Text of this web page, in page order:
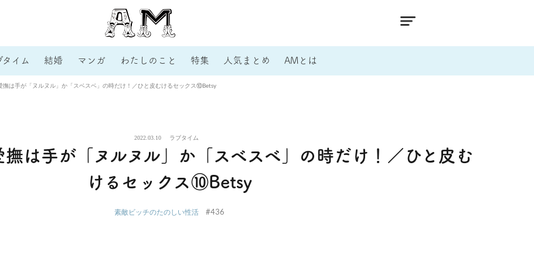
タイム 結婚 マンガ わたしのこと 特集 人気まとめ AMとは
撫は手が「ヌルヌル」か「スベスベ」の時だけ！／ひと皮むけるセックス⑩Betsy
2022.03.10 ラブタイム
は手が「ヌルヌル」か「スベスベ」の時だけ！／ひと皮む
けるセックス⑩Betsy
素敵ビッチのたのしい性活 #436